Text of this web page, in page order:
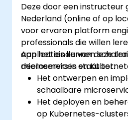
Deze door een instructeur
Nederland (online of op
voor ervaren platform
professionals die willen
applicaties kunnen
microservices en
Aan het einde van deze
deelnemers in staat tot:
Het ontwerpen en
schaalbare
Het deployen en
op Kubernetes-